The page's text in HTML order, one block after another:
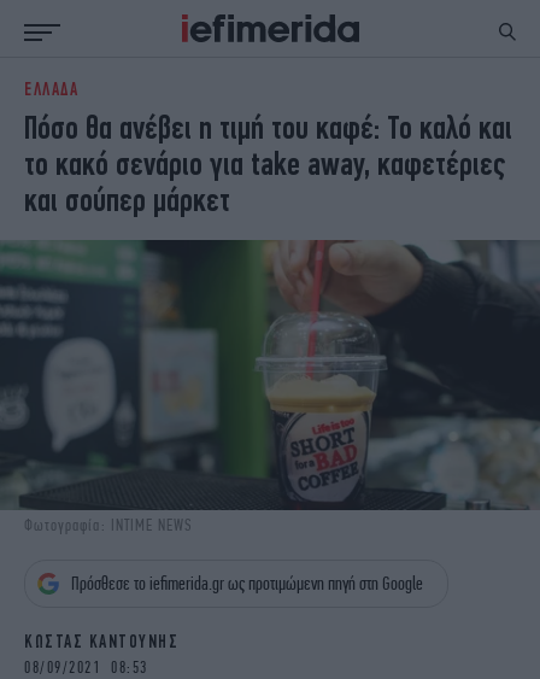
ΕΙΔΗΣΕΙΣ
NON PAPER
ΕΛΛΑΔΑ
ΟΙΚΟΝΟΜΙΑ
ΚΟΣΜΟΣ
ΠΟΛΙΤΙΣΜΟΣ
ΖΩΗ
ΣΠΟΡ
ΓΥΝΑΙΚΑ
ENGLISH EDITION
ΠΟΛΗ
STORIES
ΕΚΛΟΓΕΣ
TRAVEL
ΥΓΕΙΑ
ΟΛΥΜΠΙΑΚΟΙ ΑΓΩΝΕΣ
EURO
GREEN
PODCAST
iAUTOKINITO
iOPINIONS
OSCARS
THE OCEAN
ΕΛΛΑΔΑ
Πόσο θα ανέβει η τιμή του καφέ: Το καλό και
το κακό σενάριο για take away, καφετέριες
και σούπερ μάρκετ
Φωτογραφία: INTIME NEWS
Πρόσθεσε το iefimerida.gr ως προτιμώμενη πηγή στη Google
ΚΩΣΤΑΣ ΚΑΝΤΟΥΝΗΣ
08/09/2021 08:53